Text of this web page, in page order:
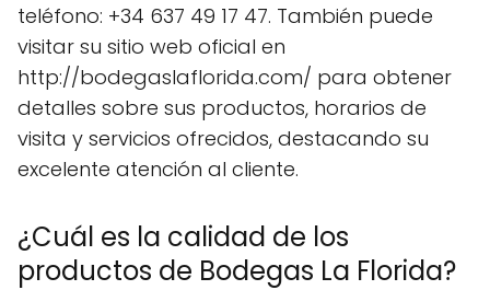
teléfono: +34 637 49 17 47. También puede
visitar su sitio web oficial en
http://bodegaslaflorida.com/ para obtener
detalles sobre sus productos, horarios de
visita y servicios ofrecidos, destacando su
excelente atención al cliente.
¿Cuál es la calidad de los
productos de Bodegas La Florida?